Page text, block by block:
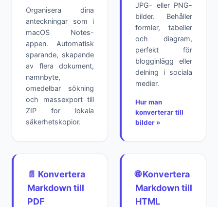
Organisera dina
anteckningar som i
macOS Notes-
appen. Automatisk
sparande, skapande
av flera dokument,
namnbyte,
omedelbar sökning
och massexport till
ZIP for lokala
säkerhetskopior.
JPG- eller PNG-
bilder. Behåller
formler, tabeller
och diagram,
perfekt för
blogginlägg eller
delning i sociala
medier.
Hur man
konverterar till
bilder »
📄 Konvertera
Markdown till
PDF
🌐 Konvertera
Markdown till
HTML